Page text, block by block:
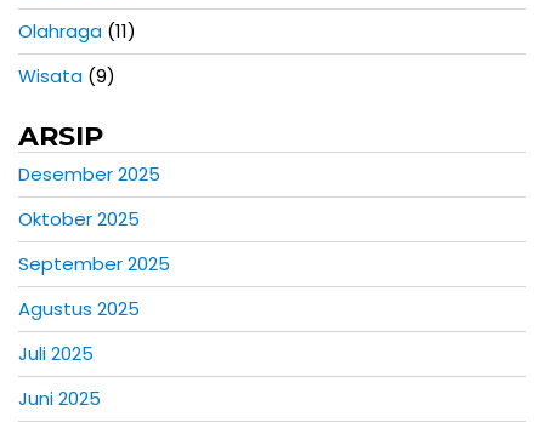
Olahraga (11)
Wisata (9)
ARSIP
Desember 2025
Oktober 2025
September 2025
Agustus 2025
Juli 2025
Juni 2025